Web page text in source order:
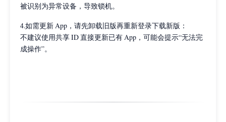
被识别为异常设备，导致锁机。
4.如需更新 App，请先卸载旧版再重新登录下载新版：
不建议使用共享 ID 直接更新已有 App，可能会提示“无法完
成操作”。